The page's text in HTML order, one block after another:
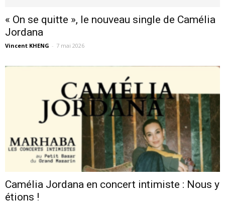
« On se quitte », le nouveau single de Camélia
Jordana
Vincent KHENG - 7 mai 2026
Camélia Jordana en concert intimiste : Nous y
étions !